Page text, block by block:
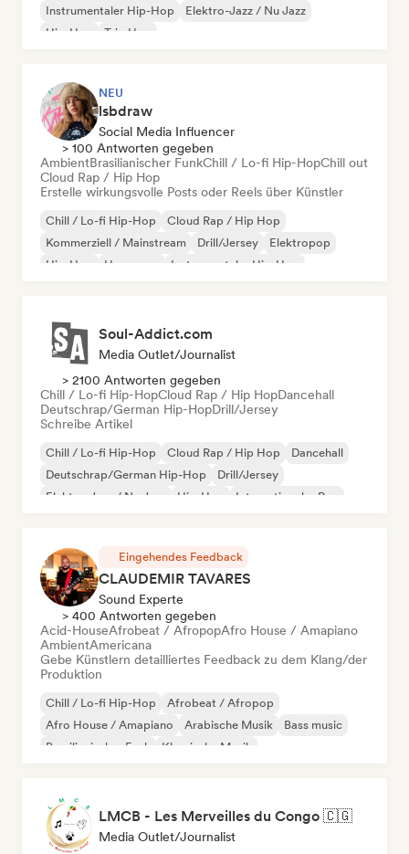
Instrumentaler Hip-Hop
Elektro-Jazz / Nu Jazz
Hip-Hop
Trip Hop
NEU
lsbdraw
Social Media Influencer
> 100 Antworten gegeben
AmbientBrasilianischer FunkChill / Lo-fi Hip-HopChill out
Cloud Rap / Hip Hop
Erstelle wirkungsvolle Posts oder Reels über Künstler
Chill / Lo-fi Hip-Hop
Cloud Rap / Hip Hop
Kommerziell / Mainstream
Drill/Jersey
Elektropop
Hip-Hop
Hyperpop Instrumentaler Hip-Hop
Soul-Addict.com
Media Outlet/Journalist
> 2100 Antworten gegeben
Chill / Lo-fi Hip-HopCloud Rap / Hip HopDancehall
Deutschrap/German Hip-HopDrill/Jersey
Schreibe Artikel
Chill / Lo-fi Hip-Hop Cloud Rap / Hip Hop
Dancehall
Deutschrap/German Hip-Hop
Drill/Jersey
Elektro-Jazz / Nu Jazz
Hip-Hop Internationaler Rap
Eingehendes Feedback
CLAUDEMIR TAVARES
Sound Experte
> 400 Antworten gegeben
Acid-HouseAfrobeat / AfropopAfro House / Amapiano
AmbientAmericana
Gebe Künstlern detailliertes Feedback zu dem Klang/der
Produktion
Chill / Lo-fi Hip-Hop
Afrobeat / Afropop
Afro House / Amapiano
Arabische Musik
Bass music
Brasilianischer Funk
Klassische Musik
LMCB - Les Merveilles du Congo 🇨🇬
Media Outlet/Journalist